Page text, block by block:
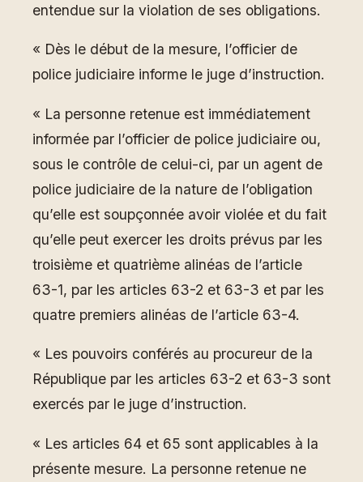
entendue sur la violation de ses obligations.
« Dès le début de la mesure, l’officier de
police judiciaire informe le juge d’instruction.
« La personne retenue est immédiatement
informée par l’officier de police judiciaire ou,
sous le contrôle de celui-ci, par un agent de
police judiciaire de la nature de l’obligation
qu’elle est soupçonnée avoir violée et du fait
qu’elle peut exercer les droits prévus par les
troisième et quatrième alinéas de l’article
63-1, par les articles 63-2 et 63-3 et par les
quatre premiers alinéas de l’article 63-4.
« Les pouvoirs conférés au procureur de la
République par les articles 63-2 et 63-3 sont
exercés par le juge d’instruction.
« Les articles 64 et 65 sont applicables à la
présente mesure. La personne retenue ne